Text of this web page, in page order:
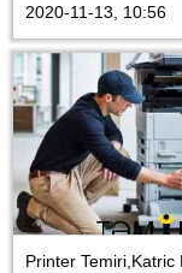
2020-11-13, 10:56
Printer Temiri,Katric